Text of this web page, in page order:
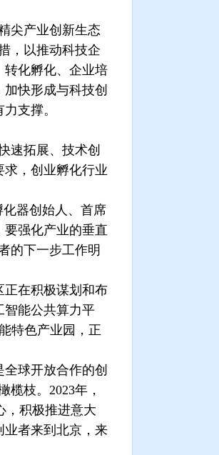
尖产业创新生态
，以推动科技企
转化孵化、企业培
快形成与科技创
支撑。
速拓展、技术创
，创业孵化行业
器创始人、首席
强化产业的垂直
的下一步工作明
在积极谋划和布
智能公共算力平
特色产业园，正
球开放合作的创
榄枝。 2023年，
，积极推进意大
业者来到北京，来